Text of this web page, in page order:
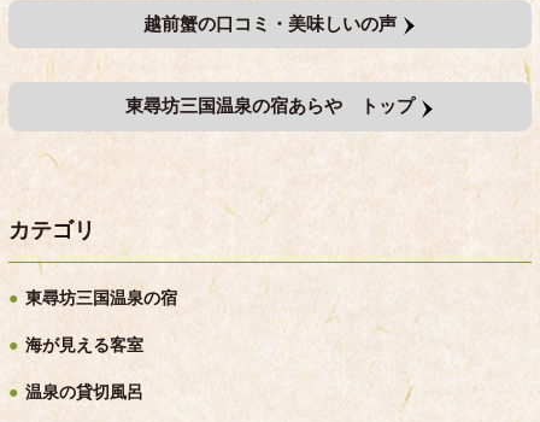
越前蟹の口コミ・美味しいの声
東尋坊三国温泉の宿あらや トップ
カテゴリ
東尋坊三国温泉の宿
海が見える客室
温泉の貸切風呂